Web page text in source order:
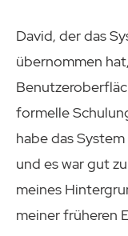
David, der das
übernommen
formelle
habe das
und es war gut
meines
meiner früheren